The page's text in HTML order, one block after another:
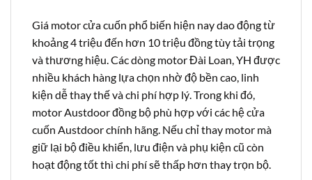
Giá motor cửa cuốn phổ biến hiện nay dao động từ
khoảng 4 triệu đến hơn 10 triệu đồng tùy tải trọng
và thương hiệu. Các dòng motor Đài Loan, YH được
nhiều khách hàng lựa chọn nhờ độ bền cao, linh
kiện dễ thay thế và chi phí hợp lý. Trong khi đó,
motor Austdoor đồng bộ phù hợp với các hệ cửa
cuốn Austdoor chính hãng. Nếu chỉ thay motor mà
giữ lại bộ điều khiển, lưu điện và phụ kiện cũ còn
hoạt động tốt thì chi phí sẽ thấp hơn thay trọn bộ.